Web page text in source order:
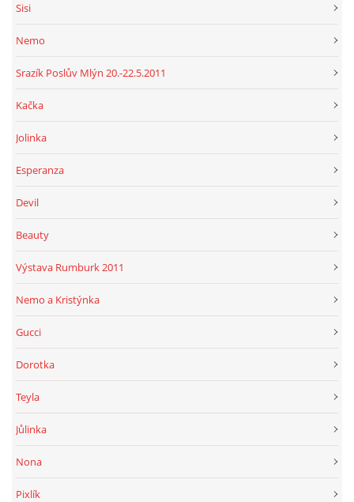
Sisi
Nemo
Srazík Poslův Mlýn 20.-22.5.2011
Kačka
Jolinka
Esperanza
Devil
Beauty
Výstava Rumburk 2011
Nemo a Kristýnka
Gucci
Dorotka
Teyla
Jůlinka
Nona
Pixlík